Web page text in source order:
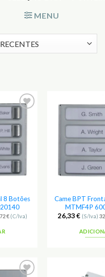
MENU
Adicionar
aos
Favoritos
8 Botões
€(C/Iva)
Came BPT
MTMF4P
26,33€ (S/Iva)